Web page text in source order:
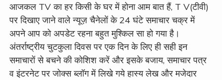
आजकल TV का हर किसी के घर में होना आम बात हैं, T V(टीवी)
पर दिखाए जाने वाले न्यूज़ चैनेलों के 24 घंटे समाचार चक्र में
अपने आप को अपडेट रहना बहुत मुश्किल सा हो गया है।
अंतर्राष्ट्रीय चुटकुला दिवस पर एक दिन के लिए ही सही इन
समाचारों से बचने की कोशिश करें और इसके बजाय, समाचार पत्र
व इंटरनेट पर जोक्स ब्लॉग में लिखे गये हास्य लेख और मजेदार